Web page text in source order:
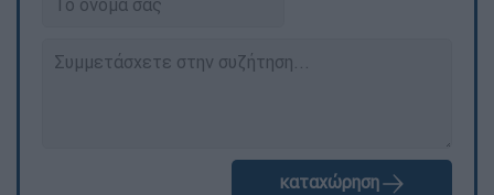
καταχώρηση